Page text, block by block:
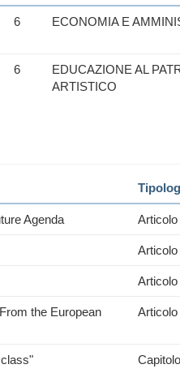
6 ECONOMIA E
6
EDUCAZIONE AL
ARTISTICO
Agenda
the European